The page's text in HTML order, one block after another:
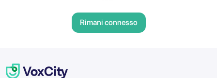
Rimani connesso